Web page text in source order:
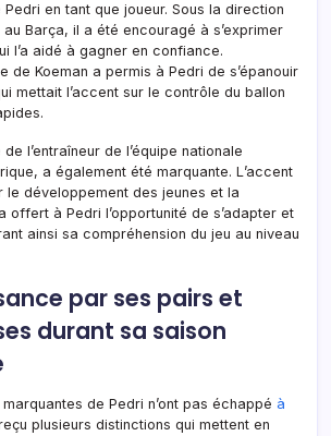
en tant que joueur. Sous la direction
au Barça, il a été encouragé à s’exprimer
l’a aidé à gagner en confiance.
de Koeman a permis à Pedri de s’épanouir
mettait l’accent sur le contrôle du ballon
l’entraîneur de l’équipe nationale
a également été marquante. L’accent
le développement des jeunes et la
offert à Pedri l’opportunité de s’adapter et
ainsi sa compréhension du jeu au niveau
par ses pairs et
durant sa saison
de Pedri n’ont pas échappé à
plusieurs distinctions qui mettent en